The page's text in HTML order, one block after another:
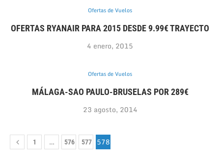
Ofertas de Vuelos
OFERTAS RYANAIR PARA 2015 DESDE 9.99€ TRAYECTO
4 enero, 2015
Ofertas de Vuelos
MÁLAGA-SAO PAULO-BRUSELAS POR 289€
23 agosto, 2014
1 … 576 577 578